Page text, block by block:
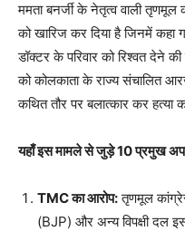
ममता बनर्जी के नेतृत्व वाली
को खारिज कर दिया है जिनमें कहा
डॉक्टर के परिवार को रिश्वत देने
को कोलकाता के राज्य संचालित
कथित तौर पर बलात्कार कर हत्या
यहाँ इस मामले से जुड़े 10 प्रमुख
TMC का आरोप:तृणमूल
(BJP) और अन्य विपक्षी दल